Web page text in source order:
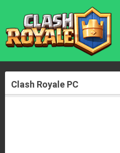
Clash Royale PC